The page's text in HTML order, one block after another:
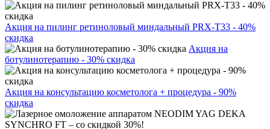
Акция на пилинг ретиноловый миндальный PRX-T33 - 40%
скидка
Акция на
ботулинотерапию - 30% скидка
Акция на консультацию косметолога + процедура - 90%
скидка